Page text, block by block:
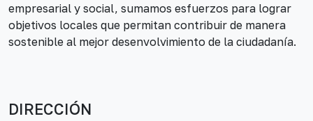
empresarial y social, sumamos esfuerzos para lograr
objetivos locales que permitan contribuir de manera
sostenible al mejor desenvolvimiento de la ciudadanía.
DIRECCIÓN